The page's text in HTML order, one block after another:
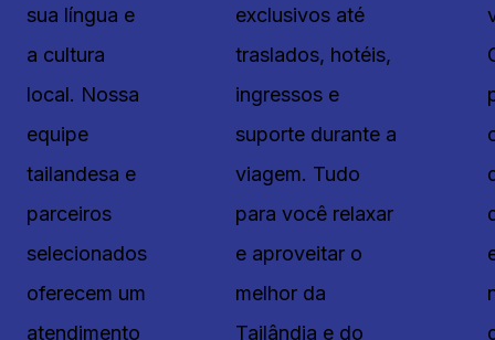
sua língua e
a cultura
local. Nossa
equipe
tailandesa e
parceiros
selecionados
oferecem um
atendimento
exclusivos até
traslados, hotéis,
ingressos e
suporte durante a
viagem. Tudo
para você relaxar
e aproveitar o
melhor da
Tailândia e do